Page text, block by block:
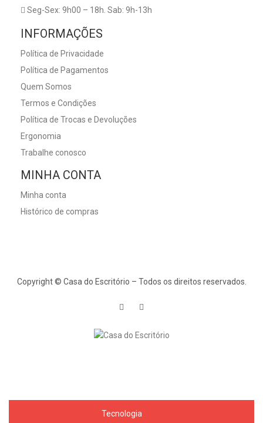
Seg-Sex: 9h00 – 18h. Sab: 9h-13h
INFORMAÇÕES
Política de Privacidade
Política de Pagamentos
Quem Somos
Termos e Condições
Política de Trocas e Devoluções
Ergonomia
Trabalhe conosco
MINHA CONTA
Minha conta
Histórico de compras
Copyright © Casa do Escritório – Todos os direitos reservados.
Tecnologia